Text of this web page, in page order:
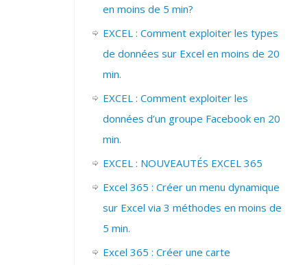
en moins de 5 min?
EXCEL : Comment exploiter les types
de données sur Excel en moins de 20
min.
EXCEL : Comment exploiter les
données d’un groupe Facebook en 20
min.
EXCEL : NOUVEAUTÉS EXCEL 365
Excel 365 : Créer un menu dynamique
sur Excel via 3 méthodes en moins de
5 min.
Excel 365 : Créer une carte